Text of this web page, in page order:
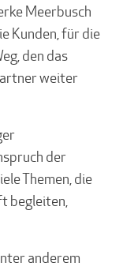
Meerbusch
Kunden, für die
den das
weiter
der
Themen, die
begleiten,
anderem